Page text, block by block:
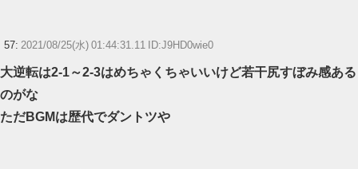
57: 2021/08/25(水) 01:44:31.11 ID:J9HD0wie0
大逆転は2-1～2-3はめちゃくちゃいいけど若干尻すぼみ感ある
のがな
ただBGMは歴代でダントツや